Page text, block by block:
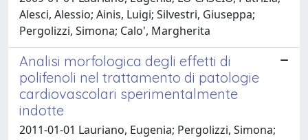
Alesci, Alessio; Ainis, Luigi; Silvestri, Giuseppa;
Pergolizzi, Simona; Calo', Margherita
Analisi morfologica degli effetti di
polifenoli nel trattamento di patologie
cardiovascolari sperimentalmente
indotte
2011-01-01 Lauriano, Eugenia; Pergolizzi, Simona;